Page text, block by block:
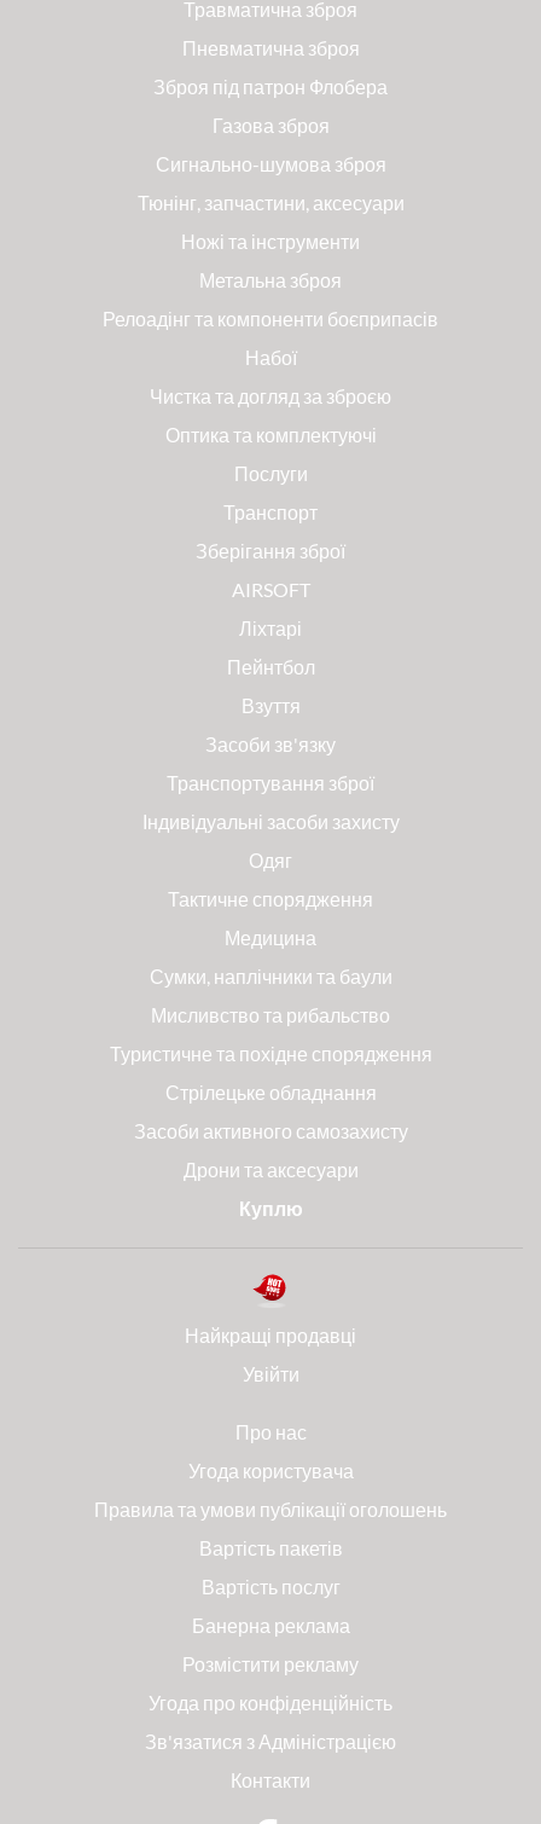
Травматична зброя
Пневматична зброя
Зброя під патрон Флобера
Газова зброя
Сигнально-шумова зброя
Тюнінг, запчастини, аксесуари
Ножі та інструменти
Метальна зброя
Релоадінг та компоненти боєприпасів
Набої
Чистка та догляд за зброєю
Оптика та комплектуючі
Послуги
Транспорт
Зберігання зброї
AIRSOFT
Ліхтарі
Пейнтбол
Взуття
Засоби зв'язку
Транспортування зброї
Індивідуальні засоби захисту
Одяг
Тактичне спорядження
Медицина
Сумки, наплічники та баули
Мисливство та рибальство
Туристичне та похідне спорядження
Стрілецьке обладнання
Засоби активного самозахисту
Дрони та аксесуари
Куплю
Найкращі продавці
Увійти
Про нас
Угода користувача
Правила та умови публікації оголошень
Вартість пакетів
Вартість послуг
Банерна реклама
Розмістити рекламу
Угода про конфіденційність
Зв'язатися з Адміністрацією
Контакти